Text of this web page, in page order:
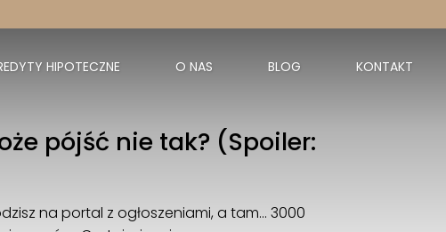
HIPOTECZNE O NAS BLOG KONTAKT
pójść nie tak? (Spoiler:
na portal z ogłoszeniami, a tam… 3000